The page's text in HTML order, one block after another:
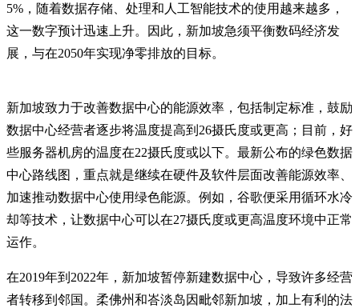
5%，随着数据存储、处理和人工智能技术的使用越来越多，
这一数字预计迅速上升。因此，新加坡急须平衡数码经济发
展，与在2050年实现净零排放的目标。
新加坡致力于改善数据中心的能源效率，包括制定标准，鼓励
数据中心经营者逐步将温度提高到26摄氏度或更高；目前，好
些服务器机房的温度在22摄氏度或以下。最新公布的绿色数据
中心路线图，重点就是继续在硬件及软件层面改善能源效率、
加速推动数据中心使用绿色能源。例如，谷歌便采用循环水冷
却等技术，让数据中心可以在27摄氏度或更高温度环境中正常
运作。
在2019年到2022年，新加坡暂停新建数据中心，导致许多经营
者转移到邻国。柔佛州和峇淡岛因毗邻新加坡，加上有利的法